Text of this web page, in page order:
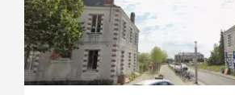
Une start-up nantaise fait
l'eau chaude « par le son »
immeuble social de